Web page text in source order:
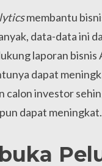
membantu
data-data ini
laporan bisnis
dapat
calon investor
dapat meningkat.